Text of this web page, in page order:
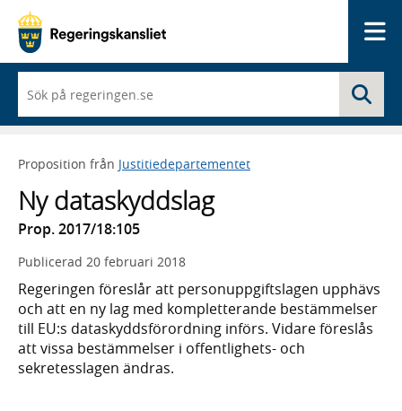
du
börjar
skriva
framträder
lista
med
sökförslag
Proposition från Justitiedepartementet
Ny dataskyddslag
Prop. 2017/18:105
Publicerad 20 februari 2018
Regeringen föreslår att personuppgiftslagen upphävs
och att en ny lag med kompletterande bestämmelser
till EU:s dataskyddsförordning införs. Vidare föreslås
att vissa bestämmelser i offentlighets- och
sekretesslagen ändras.